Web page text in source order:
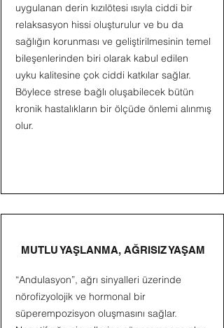
uygulanan derin kızılötesi ısıyla ciddi bir
relaksasyon hissi oluşturulur ve bu da
sağlığın korunması ve geliştirilmesinin temel
bileşenlerinden biri olarak kabul edilen
uyku kalitesine çok ciddi katkılar sağlar.
Böylece strese bağlı oluşabilecek bütün
kronik hastalıkların bir ölçüde önlemi alınmış
olur.
MUTLU YAŞLANMA, AĞRISIZ YAŞAM
“Andulasyon”, ağrı sinyalleri üzerinde
nörofizyolojik ve hormonal bir
süperempozisyon oluşmasını sağlar.